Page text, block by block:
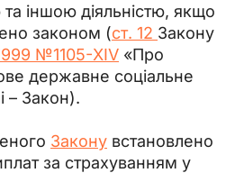
іншою діяльністю, якщо
законом (ст. 12 Закону
№1105-XIV «Про
державне соціальне
– Закон).
Закону встановлено
за страхуванням у